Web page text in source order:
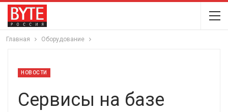
Главная Оборудование
НОВОСТИ
Сервисы на базе